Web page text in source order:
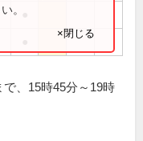
。
×閉じる
、15時45分～19時